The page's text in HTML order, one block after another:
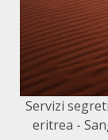
Servizi
eritrea -